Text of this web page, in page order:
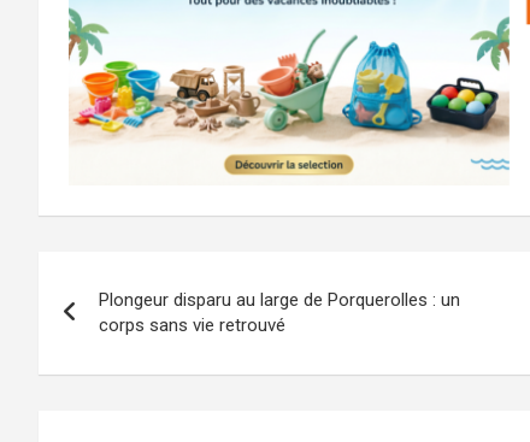
de
l’article
Plongeur disparu au large de Porquerolles : un
corps sans vie retrouvé